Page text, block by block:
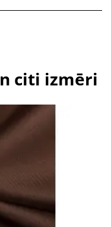
citi izmēri